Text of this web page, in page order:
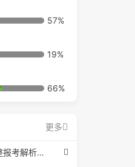
57%
19%
66%
更多
2026 心理咨询师完整报考解析（2017 国考取消后现行权威体系 + 避坑全指南）